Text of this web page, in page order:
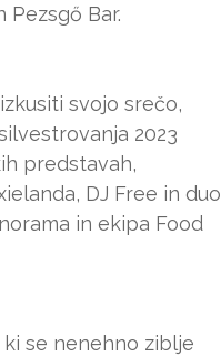
Bar.
svojo srečo,
2023
predstavah,
DJ Free in duo
in ekipa Food
se nenehno ziblje